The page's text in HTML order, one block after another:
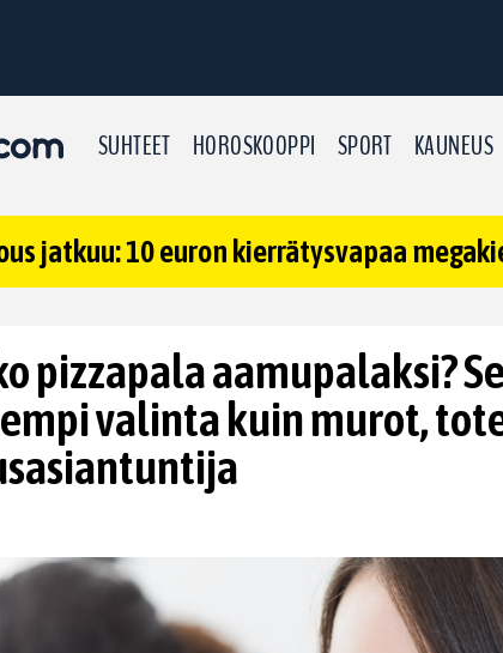
SUHTEET HOROSKOOPPI SPORT KAUNEUS
jatkuu: 10 euron kierrätysvapaa
pizzapala aamupalaksi?
valinta kuin murot,